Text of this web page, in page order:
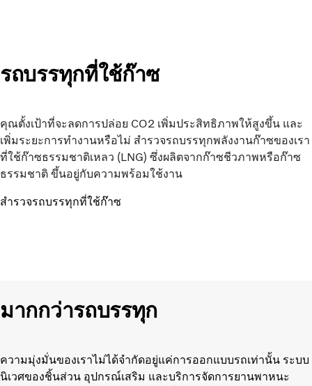
รถบรรทุกที่ใช้ก๊าซ
คุณตั้งเป้าที่จะลดการปล่อย CO2 เพิ่มประสิทธิภาพให้สูงขึ้น และ
เพิ่มระยะการทำงานหรือไม่ สำรวจรถบรรทุกพลังงานก๊าซของเรา
ที่ใช้ก๊าซธรรมชาติเหลว (LNG) ซึ่งผลิตจากก๊าซชีวภาพหรือก๊าซ
ธรรมชาติ ขึ้นอยู่กับความพร้อมใช้งาน
สำรวจรถบรรทุกที่ใช้ก๊าซ
มากกว่ารถบรรทุก
ความมุ่งมั่นของเราไม่ได้จำกัดอยู่แค่การออกแบบรถเท่านั้น ระบบ
นิเวศของชิ้นส่วน อุปกรณ์เสริม และบริการจัดการยานพาหนะ